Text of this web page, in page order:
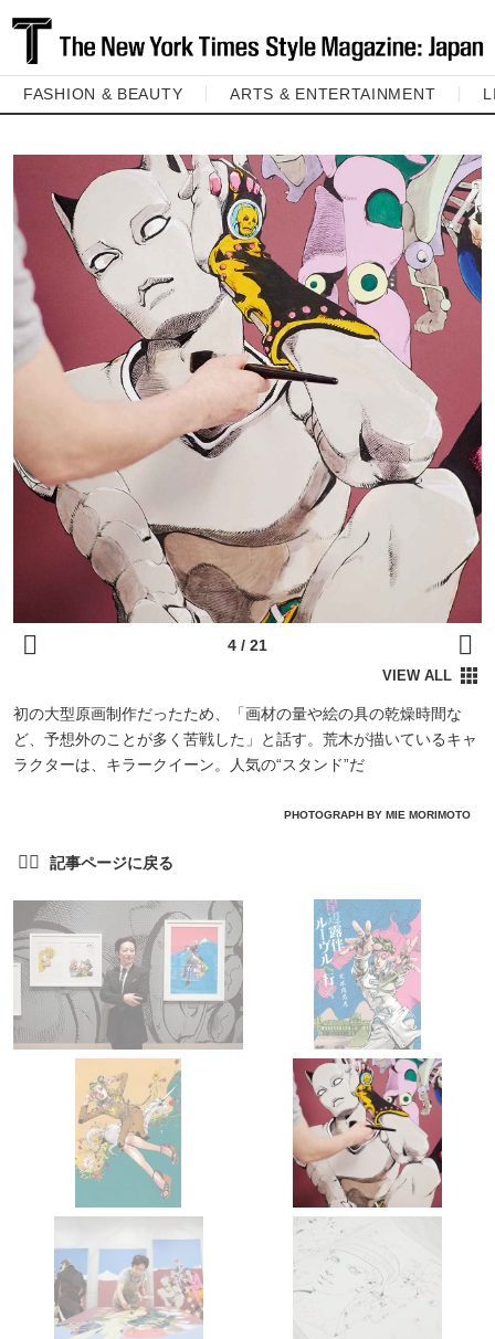
FASHION & BEAUTY ARTS & ENTERTAINMENT
初の大型原画制作だったため、「画材の量や絵の具の乾燥時間な
ど、予想外のことが多く苦戦した」と話す。荒木が描いているキャ
ラクターは、キラークイーン。人気の“スタンド”だ
PHOTOGRAPH BY MIE MORIMOTO